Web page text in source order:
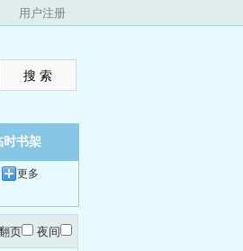
用户注册
时书架
更多
页 夜间